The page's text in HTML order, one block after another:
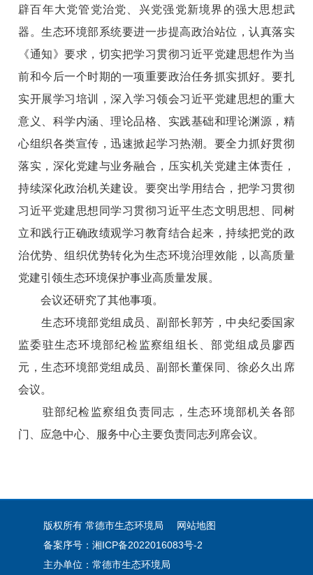
辟百年大党管党治党、兴党强党新境界的强大思想武
器。生态环境部系统要进一步提高政治站位，认真落实
《通知》要求，切实把学习贯彻习近平党建思想作为当
前和今后一个时期的一项重要政治任务抓实抓好。要扎
实开展学习培训，深入学习领会习近平党建思想的重大
意义、科学内涵、理论品格、实践基础和理论渊源，精
心组织各类宣传，迅速掀起学习热潮。要全力抓好贯彻
落实，深化党建与业务融合，压实机关党建主体责任，
持续深化政治机关建设。要突出学用结合，把学习贯彻
习近平党建思想同学习贯彻习近平生态文明思想、同树
立和践行正确政绩观学习教育结合起来，持续把党的政
治优势、组织优势转化为生态环境治理效能，以高质量
党建引领生态环境保护事业高质量发展。
会议还研究了其他事项。
生态环境部党组成员、副部长郭芳，中央纪委国家
监委驻生态环境部纪检监察组组长、部党组成员廖西
元，生态环境部党组成员、副部长董保同、徐必久出席
会议。
驻部纪检监察组负责同志，生态环境部机关各部
门、应急中心、服务中心主要负责同志列席会议。
版权所有 常德市生态环境局
网站地图
备案序号：湘ICP备2022016083号-2
主办单位：常德市生态环境局